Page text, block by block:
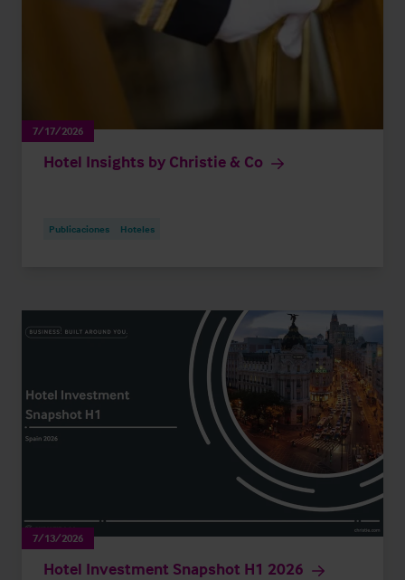
7/17/2026
Hotel Insights by Christie & Co
Publicaciones Hoteles
7/13/2026
Hotel Investment Snapshot H1 2026